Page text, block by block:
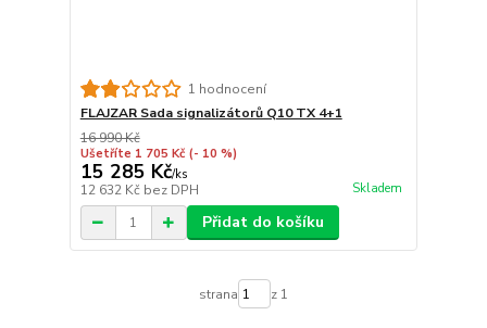
1 hodnocení
FLAJZAR Sada signalizátorů Q10 TX 4+1
16 990 Kč
Ušetříte 1 705 Kč (- 10 %)
15 285 Kč/ks
12 632 Kč bez DPH Skladem
Přidat do košíku
strana z 1